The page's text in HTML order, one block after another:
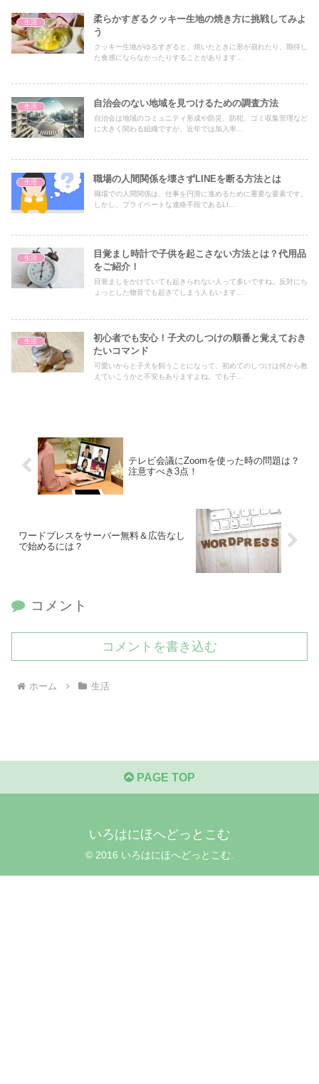
生活
柔らかすぎるクッキー生地の焼き方に挑戦してみよ
う
クッキー生地がゆるすぎると、焼いたときに形が崩れたり、期待し
た食感にならなかったりすることがあります...
生活 自治会のない地域を見つけるための調査方法
自治会は地域のコミュニティ形成や防災、防犯、ゴミ収集管理など
に大きく関わる組織ですが、近年では加入率...
生活 職場の人間関係を壊さずLINEを断る方法とは
職場での人間関係は、仕事を円滑に進めるために重要な要素です。
しかし、プライベートな連絡手段であるLI...
生活
目覚まし時計で子供を起こさない方法とは？代用品
をご紹介！
目覚ましをかけていても起きられない人って多いですね。反対にち
ょっとした物音でも起きてしまう人もいます...
生活
初心者でも安心！子犬のしつけの順番と覚えておき
たいコマンド
可愛いからと子犬を飼うことになって、初めてのしつけは何から教
えていこうかと不安もありますよね。でも子...
テレビ会議にZoomを使った時の問題は？
注意すべき3点！
ワードプレスをサーバー無料＆広告なし
で始めるには？
コメント
コメントを書き込む
ホーム 生活
PAGE TOP
いろはにほへどっとこむ
© 2016 いろはにほへどっとこむ.